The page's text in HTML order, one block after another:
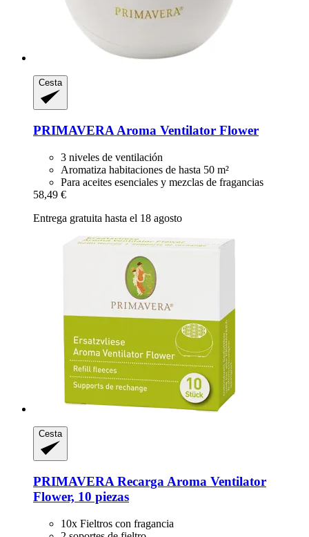
Cesta
PRIMAVERA Aroma Ventilator Flower
3 niveles de ventilación
Aromatiza habitaciones de hasta 50 m²
Para aceites esenciales y mezclas de fragancias
58,49 €
Entrega gratuita hasta el 18 agosto
Cesta
PRIMAVERARecarga Aroma Ventilator
Flower, 10 piezas
10x Fieltros con fragancia